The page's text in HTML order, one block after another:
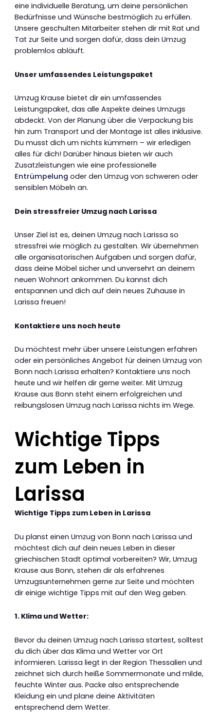
eine individuelle Beratung, um deine persönlichen
Bedürfnisse und Wünsche bestmöglich zu erfüllen.
Unsere geschulten Mitarbeiter stehen dir mit Rat und
Tat zur Seite und sorgen dafür, dass dein Umzug
problemlos abläuft.
Unser umfassendes Leistungspaket
Umzug Krause bietet dir ein umfassendes
Leistungspaket, das alle Aspekte deines Umzugs
abdeckt. Von der Planung über die Verpackung bis
hin zum Transport und der Montage ist alles inklusive.
Du musst dich um nichts kümmern – wir erledigen
alles für dich! Darüber hinaus bieten wir auch
Zusatzleistungen wie eine professionelle
Entrümpelung oder den Umzug von schweren oder
sensiblen Möbeln an.
Dein stressfreier Umzug nach Larissa
Unser Ziel ist es, deinen Umzug nach Larissa so
stressfrei wie möglich zu gestalten. Wir übernehmen
alle organisatorischen Aufgaben und sorgen dafür,
dass deine Möbel sicher und unversehrt an deinem
neuen Wohnort ankommen. Du kannst dich
entspannen und dich auf dein neues Zuhause in
Larissa freuen!
Kontaktiere uns noch heute
Du möchtest mehr über unsere Leistungen erfahren
oder ein persönliches Angebot für deinen Umzug von
Bonn nach Larissa erhalten? Kontaktiere uns noch
heute und wir helfen dir gerne weiter. Mit Umzug
Krause aus Bonn steht einem erfolgreichen und
reibungslosen Umzug nach Larissa nichts im Wege.
Wichtige Tipps
zum Leben in
Larissa
Wichtige Tipps zum Leben in Larissa
Du planst einen Umzug von Bonn nach Larissa und
möchtest dich auf dein neues Leben in dieser
griechischen Stadt optimal vorbereiten? Wir, Umzug
Krause aus Bonn, stehen dir als erfahrenes
Umzugsunternehmen gerne zur Seite und möchten
dir einige wichtige Tipps mit auf den Weg geben.
1. Klima und Wetter:
Bevor du deinen Umzug nach Larissa startest, solltest
du dich über das Klima und Wetter vor Ort
informieren. Larissa liegt in der Region Thessalien und
zeichnet sich durch heiße Sommermonate und milde,
feuchte Winter aus. Packe also entsprechende
Kleidung ein und plane deine Aktivitäten
entsprechend dem Wetter.